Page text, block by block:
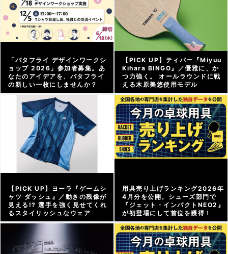
「バタフライ デザインワークシ
ョップ 2026」参加者募集。あ
なたのアイデアを、バタフライ
の新しい一枚にしませんか？
メーカー情報 |
【PICK UP】ティバー『Miyuu
Kihara BINGO』／優雅に、か
つ力強く。 オールラウンドに戦
える木原美悠使用モデル
アーカイブ | 2026/06/12
【PICK UP】ヨーラ『ゲームシ
ャツ ダッシュ』／動きの残像が
見える!? 選手を強く見せてくれ
るスタイリッシュなウェア
用具売り上げランキング2026年
4月分を公開。シューズ部門で
『ジェット・インパクトNEO2』
が初登場にして首位を獲得！
グッズweb | 2026/05/18